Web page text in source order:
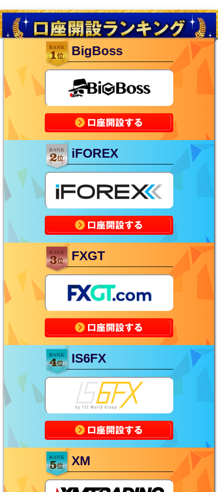
BigBoss
iFOREX
FXGT
IS6FX
XM